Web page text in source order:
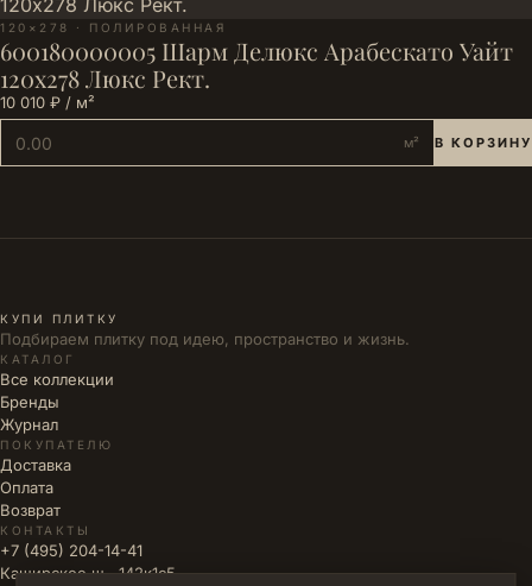
120×278 · ПОЛИРОВАННАЯ
600180000005 Шарм Делюкс Арабескато Уайт
120х278 Люкс Рект.
10 010 ₽ / м²
м² В КОРЗИНУ
КУПИ ПЛИТКУ
Подбираем плитку под идею, пространство и жизнь.
КАТАЛОГ
Все коллекции
Бренды
Журнал
ПОКУПАТЕЛЮ
Доставка
Оплата
Возврат
КОНТАКТЫ
+7 (495) 204-14-41
Каширское ш., 142к1с5